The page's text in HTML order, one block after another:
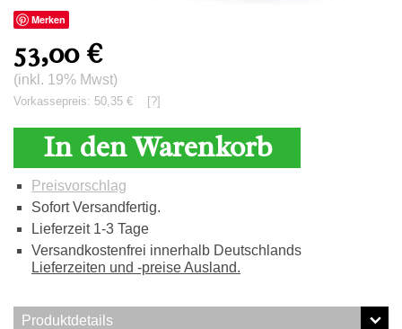
Merken
53,00 €
(inkl. 19% Mwst)
Vorkassepreis: 50,35 € [?]
In den Warenkorb
Preisvorschlag
Sofort Versandfertig.
Lieferzeit 1-3 Tage
Versandkostenfrei innerhalb Deutschlands
Lieferzeiten und -preise Ausland.
Produktdetails